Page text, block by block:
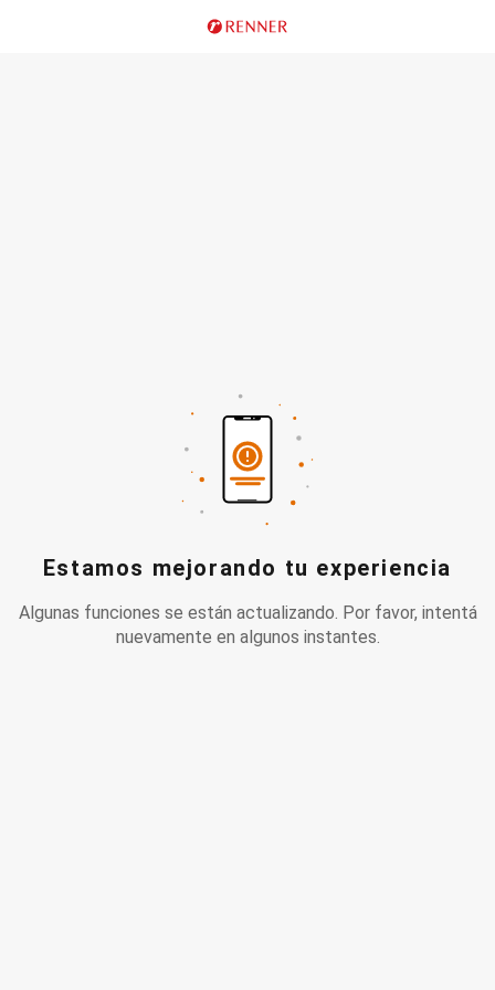
Estamos mejorando tu experiencia
Algunas funciones se están actualizando. Por favor, intentá
nuevamente en algunos instantes.